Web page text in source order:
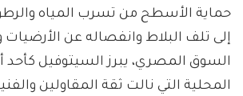
حماية الأسطح من تسرب المياه
إلى تلف البلاط وانفصاله عن الأرضيات
السوق المصري، يبرز السيتوفيل كأحد
المحلية التي نالت ثقة المقاولين